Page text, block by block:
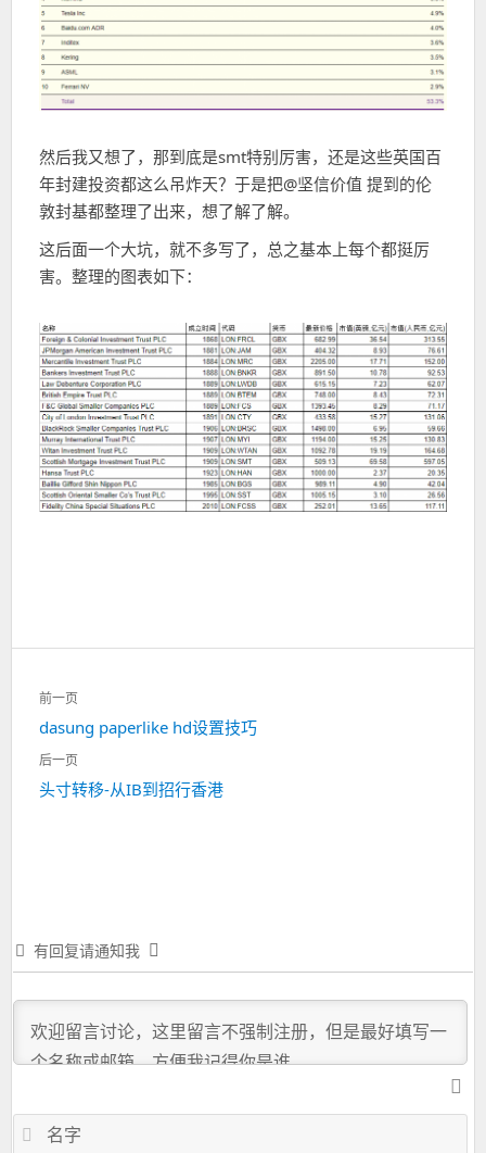
然后我又想了，那到底是smt特别厉害，还是这些英国百
年封建投资都这么吊炸天？于是把@坚信价值 提到的伦
敦封基都整理了出来，想了解了解。
这后面一个大坑，就不多写了，总之基本上每个都挺厉
害。整理的图表如下：
文
章
导
航
前一页
上
一
dasung paperlike hd设置技巧
后一页
下
头寸转移-从IB到招行香港
有回复请通知我